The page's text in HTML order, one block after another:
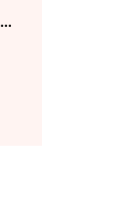
Om Neuro Karlstad med omnejd